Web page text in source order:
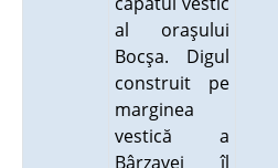
al oraşului
Bocşa. Digul
construit pe
marginea
vestică a
Bârzavei îl